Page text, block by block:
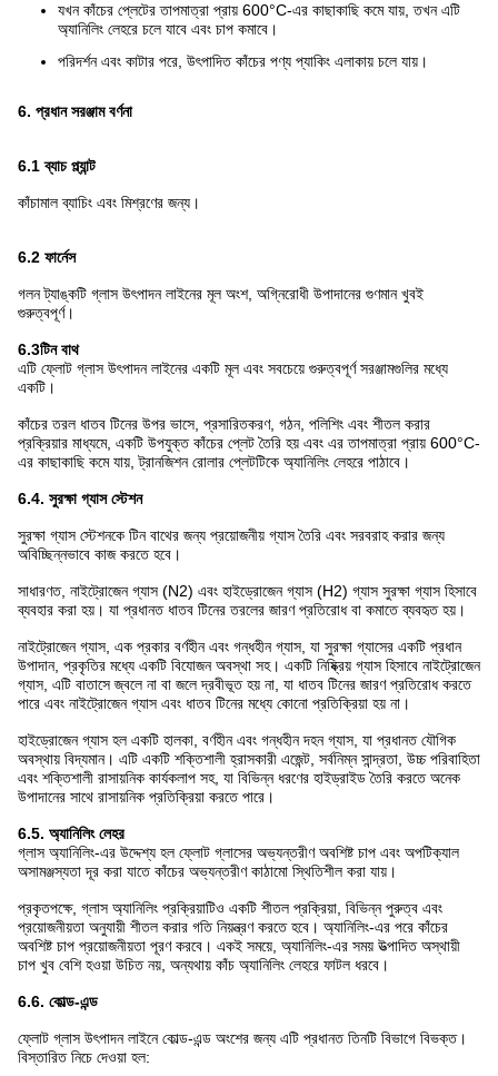
যখন কাঁচের প্লেটের তাপমাত্রা প্রায় 600°C-এর কাছাকাছি কমে যায়, তখন এটি
অ্যানিলিং লেহরে চলে যাবে এবং চাপ কমাবে।
পরিদর্শন এবং কাটার পরে, উৎপাদিত কাঁচের পণ্য প্যাকিং এলাকায় চলে যায়।
6. প্রধান সরঞ্জাম বর্ণনা
6.1 ব্যাচ প্ল্যান্ট
কাঁচামাল ব্যাচিং এবং মিশ্রণের জন্য।
6.2 ফার্নেস
গলন ট্যাঙ্কটি গ্লাস উৎপাদন লাইনের মূল অংশ, অগ্নিরোধী উপাদানের গুণমান খুবই
গুরুত্বপূর্ণ।
6.3টিন বাথ
এটি ফ্লোট গ্লাস উৎপাদন লাইনের একটি মূল এবং সবচেয়ে গুরুত্বপূর্ণ সরঞ্জামগুলির মধ্যে
একটি।
কাঁচের তরল ধাতব টিনের উপর ভাসে, প্রসারিতকরণ, গঠন, পলিশিং এবং শীতল করার
প্রক্রিয়ার মাধ্যমে, একটি উপযুক্ত কাঁচের প্লেট তৈরি হয় এবং এর তাপমাত্রা প্রায় 600°C-
এর কাছাকাছি কমে যায়, ট্রানজিশন রোলার প্লেটটিকে অ্যানিলিং লেহরে পাঠাবে।
6.4. সুরক্ষা গ্যাস স্টেশন
সুরক্ষা গ্যাস স্টেশনকে টিন বাথের জন্য প্রয়োজনীয় গ্যাস তৈরি এবং সরবরাহ করার জন্য
অবিচ্ছিন্নভাবে কাজ করতে হবে।
সাধারণত, নাইট্রোজেন গ্যাস (N2) এবং হাইড্রোজেন গ্যাস (H2) গ্যাস সুরক্ষা গ্যাস হিসাবে
ব্যবহার করা হয়। যা প্রধানত ধাতব টিনের তরলের জারণ প্রতিরোধ বা কমাতে ব্যবহৃত হয়।
নাইট্রোজেন গ্যাস, এক প্রকার বর্ণহীন এবং গন্ধহীন গ্যাস, যা সুরক্ষা গ্যাসের একটি প্রধান
উপাদান, প্রকৃতির মধ্যে একটি বিযোজন অবস্থা সহ। একটি নিষ্ক্রিয় গ্যাস হিসাবে নাইট্রোজেন
গ্যাস, এটি বাতাসে জ্বলে না বা জলে দ্রবীভূত হয় না, যা ধাতব টিনের জারণ প্রতিরোধ করতে
পারে এবং নাইট্রোজেন গ্যাস এবং ধাতব টিনের মধ্যে কোনো প্রতিক্রিয়া হয় না।
হাইড্রোজেন গ্যাস হল একটি হালকা, বর্ণহীন এবং গন্ধহীন দহন গ্যাস, যা প্রধানত যৌগিক
অবস্থায় বিদ্যমান। এটি একটি শক্তিশালী হ্রাসকারী এজেন্ট, সর্বনিম্ন সান্দ্রতা, উচ্চ পরিবাহিতা
এবং শক্তিশালী রাসায়নিক কার্যকলাপ সহ, যা বিভিন্ন ধরণের হাইড্রাইড তৈরি করতে অনেক
উপাদানের সাথে রাসায়নিক প্রতিক্রিয়া করতে পারে।
6.5. অ্যানিলিং লেহর
গ্লাস অ্যানিলিং-এর উদ্দেশ্য হল ফ্লোট গ্লাসের অভ্যন্তরীণ অবশিষ্ট চাপ এবং অপটিক্যাল
অসামঞ্জস্যতা দূর করা যাতে কাঁচের অভ্যন্তরীণ কাঠামো স্থিতিশীল করা যায়।
প্রকৃতপক্ষে, গ্লাস অ্যানিলিং প্রক্রিয়াটিও একটি শীতল প্রক্রিয়া, বিভিন্ন পুরুত্ব এবং
প্রয়োজনীয়তা অনুযায়ী শীতল করার গতি নিয়ন্ত্রণ করতে হবে। অ্যানিলিং-এর পরে কাঁচের
অবশিষ্ট চাপ প্রয়োজনীয়তা পূরণ করবে। একই সময়ে, অ্যানিলিং-এর সময় উত্পাদিত অস্থায়ী
চাপ খুব বেশি হওয়া উচিত নয়, অন্যথায় কাঁচ অ্যানিলিং লেহরে ফাটল ধরবে।
6.6. কোল্ড-এন্ড
ফ্লোট গ্লাস উৎপাদন লাইনে কোল্ড-এন্ড অংশের জন্য এটি প্রধানত তিনটি বিভাগে বিভক্ত।
বিস্তারিত নিচে দেওয়া হল: